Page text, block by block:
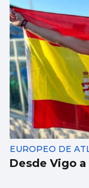
EUROPEO DE
Desde Vigo